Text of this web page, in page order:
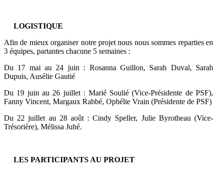
LOGISTIQUE
Afin de mieux organiser notre projet nous nous sommes reparties en
3 équipes, partantes chacune 5 semaines :
Du 17 mai au 24 juin : Rosanna Guillon, Sarah Duval, Sarah
Dupuis, Ausélie Gautié
Du 19 juin au 26 juillet : Marié Soulié (Vice-Présidente de PSF),
Fanny Vincent, Margaux Rabbé, Ophélie Vrain (Présidente de PSF)
Du 22 juillet au 28 août : Cindy Speller, Julie Byrotheau (Vice-
Trésorière), Mélissa Juhé.
LES PARTICIPANTS AU PROJET